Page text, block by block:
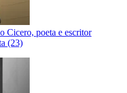
Cicero, poeta e escritor
(23)